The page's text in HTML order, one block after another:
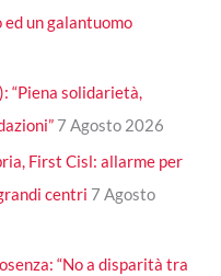
ed un galantuomo
“Piena solidarietà,
7 Agosto 2026
First Cisl: allarme per
centri 7 Agosto
“No a disparità tra